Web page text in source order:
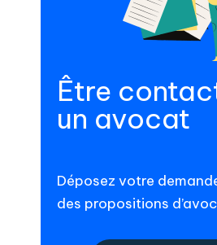
Être
un avocat
Déposez votre
des propositions